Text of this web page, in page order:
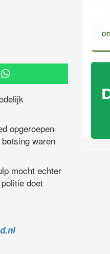
opgeroepen
waren
mocht echter
doet